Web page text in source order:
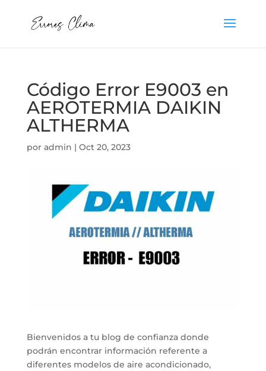
Código Error E9003 en
AEROTERMIA DAIKIN
ALTHERMA
por admin | Oct 20, 2023
Bienvenidos a tu blog de confianza donde
podrán encontrar información referente a
diferentes modelos de aire acondicionado,